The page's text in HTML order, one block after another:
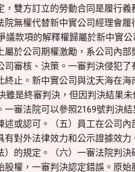
，雙方訂立的勞動合同是履行
院無權代替新中實公司經理會
議款項的解釋權歸屬於新中實
屬於公司期權激勵，系公司內
司審核、決策。一審判決侵犯
終止。新中實公司與沈天海在
雖是終審判決，但因判決結果
一審法院可以參照2169號判決
述或認可。（五）員工在公司
有對外法律效力和公示證據效
）的規定。（六）一審法院判
股權，一審判決認定錯誤。原